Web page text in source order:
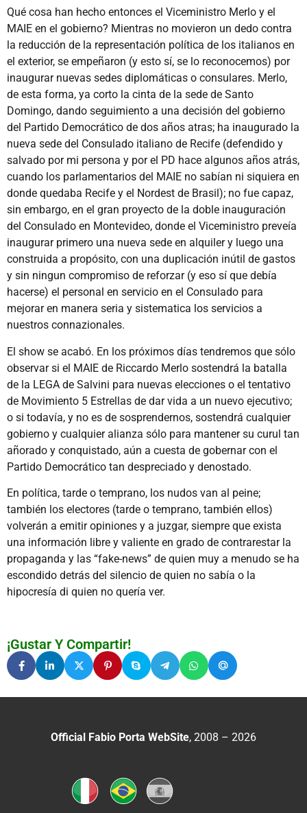
Qué cosa han hecho entonces el Viceministro Merlo y el
MAIE en el gobierno? Mientras no movieron un dedo contra
la reducción de la representación política de los italianos en
el exterior, se empeñaron (y esto sí, se lo reconocemos) por
inaugurar nuevas sedes diplomáticas o consulares. Merlo,
de esta forma, ya corto la cinta de la sede de Santo
Domingo, dando seguimiento a una decisión del gobierno
del Partido Democrático de dos años atras; ha inaugurado la
nueva sede del Consulado italiano de Recife (defendido y
salvado por mi persona y por el PD hace algunos años atrás,
cuando los parlamentarios del MAIE no sabían ni siquiera en
donde quedaba Recife y el Nordest de Brasil); no fue capaz,
sin embargo, en el gran proyecto de la doble inauguración
del Consulado en Montevideo, donde el Viceministro preveía
inaugurar primero una nueva sede en alquiler y luego una
construida a propósito, con una duplicación inútil de gastos
y sin ningun compromiso de reforzar (y eso sí que debía
hacerse) el personal en servicio en el Consulado para
mejorar en manera seria y sistematica los servicios a
nuestros connazionales.
El show se acabó. En los próximos días tendremos que sólo
observar si el MAIE de Riccardo Merlo sostendrá la batalla
de la LEGA de Salvini para nuevas elecciones o el tentativo
de Movimiento 5 Estrellas de dar vida a un nuevo ejecutivo;
o si todavía, y no es de sosprendernos, sostendrá cualquier
gobierno y cualquier alianza sólo para mantener su curul tan
añorado y conquistado, aún a cuesta de gobernar con el
Partido Democrático tan despreciado y denostado.
En política, tarde o temprano, los nudos van al peine;
también los electores (tarde o temprano, también ellos)
volverán a emitir opiniones y a juzgar, siempre que exista
una información libre y valiente en grado de contrarestar la
propaganda y las “fake-news” de quien muy a menudo se ha
escondido detrás del silencio de quien no sabía o la
hipocresía di quien no quería ver.
¡Gustar Y Compartir!
Official Fabio Porta WebSite, 2008 – 2026